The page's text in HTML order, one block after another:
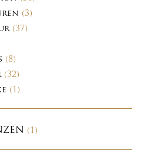
(3)
(37)
(8)
(32)
(1)
(1)